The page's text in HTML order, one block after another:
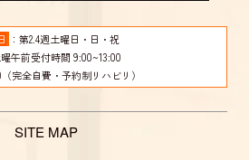
：第2.4週土曜日・日・祝
午前受付時間 9:00~13:00
（完全自費・予約制リハビリ）
SITE MAP